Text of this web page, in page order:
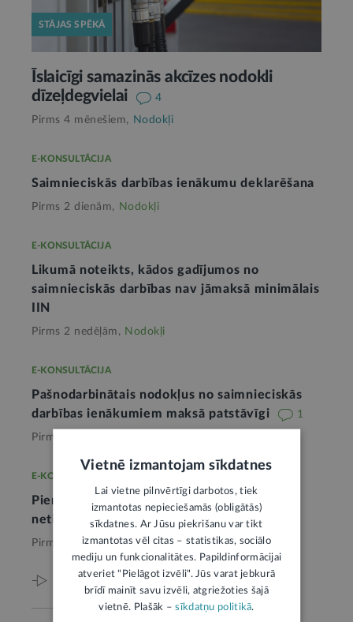
STĀJAS SPĒKĀ
Īslaicīgi samazinās akcīzes nodokli
dīzeļdegvielai
4
Pirms 4 mēnešiem, Nodokļi
E-KONSULTĀCIJA
Saimnieciskās darbības ienākumu deklarēšana
Pirms 2 dienām, Nodokļi
E-KONSULTĀCIJA
Likumā noteikts, kādos gadījumos no
saimnieciskās darbības nav jāmaksā minimālais
IIN
Pirms 2 nedēļām, Nodokļi
E-KONSULTĀCIJA
Pašnodarbinātais nodokļus no saimnieciskās
darbības ienākumiem maksā patstāvīgi
1
Pirms 2 mēnešiem,
E-KONSULTĀCIJA
Pienākums veikt sociālās iemaksas, ja SIA
netiek nodarbināts neviens darbinieks
Pirms 4 mēnešiem, Nodokļi
Viss par šo tēmu
Vietnē izmantojam sīkdatnes
Lai vietne pilnvērtīgi darbotos, tiek
izmantotas nepieciešamās (obligātās)
sīkdatnes. Ar Jūsu piekrišanu var tikt
izmantotas vēl citas – statistikas, sociālo
mediju un funkcionalitātes. Papildinformācijai
atveriet "Pielāgot izvēli". Jūs varat jebkurā
brīdī mainīt savu izvēli, atgriežoties šajā
vietnē. Plašāk –sīkdatņu politikā.